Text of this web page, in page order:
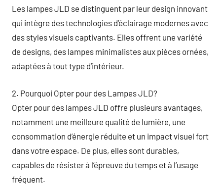
Les lampes JLD se distinguent par leur design innovant
qui intègre des technologies d’éclairage modernes avec
des styles visuels captivants. Elles offrent une variété
de designs, des lampes minimalistes aux pièces ornées,
adaptées à tout type d’intérieur.
2. Pourquoi Opter pour des Lampes JLD?
Opter pour des lampes JLD offre plusieurs avantages,
notamment une meilleure qualité de lumière, une
consommation d’énergie réduite et un impact visuel fort
dans votre espace. De plus, elles sont durables,
capables de résister à l’épreuve du temps et à l’usage
fréquent.